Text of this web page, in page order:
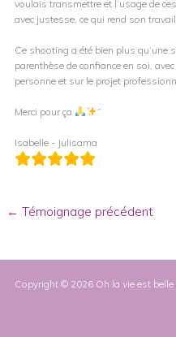
voulais transmettre et l’usage de
avec justesse, ce qui rend son
Ce shooting a été bien plus qu’une
parenthèse de confiance en soi,
personne et sur le projet
Merci pour ça ”
Isabelle - Julisama
← Témoignage précédent
Copyright © 2026 Oh la vie est belle